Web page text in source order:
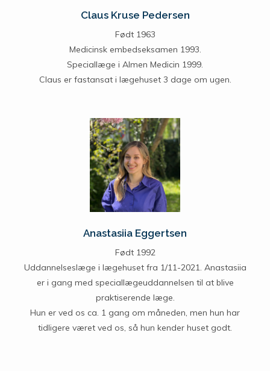
Claus Kruse Pedersen
Født 1963
Medicinsk embedseksamen 1993.
Speciallæge i Almen Medicin 1999.
Claus er fastansat i lægehuset 3 dage om ugen.
Anastasiia Eggertsen
Født 1992
Uddannelseslæge i lægehuset fra 1/11-2021. Anastasiia
er i gang med speciallægeuddannelsen til at blive
praktiserende læge.
Hun er ved os ca. 1 gang om måneden, men hun har
tidligere været ved os, så hun kender huset godt.